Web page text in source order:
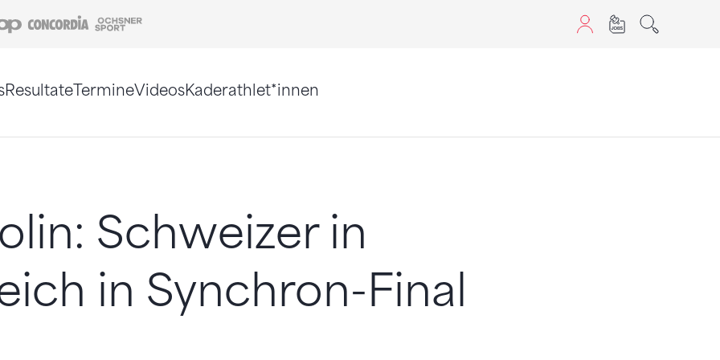
Coop Concordia
ResultateTermineVideosKaderathlet*innen
Schweizer in
in Synchron-Final